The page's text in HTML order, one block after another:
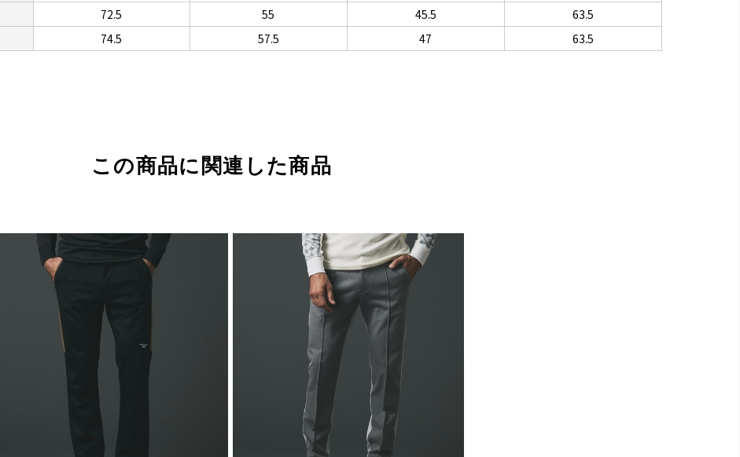
72.5 55 45.5
63.5
74.5 57.5 47 63.5
この商品に関連した商品